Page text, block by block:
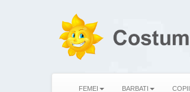
FEMEI BARBATI COPII